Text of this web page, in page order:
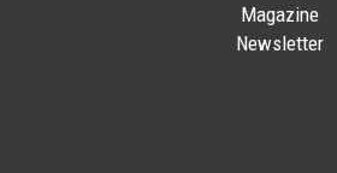
Magazine
Newsletter